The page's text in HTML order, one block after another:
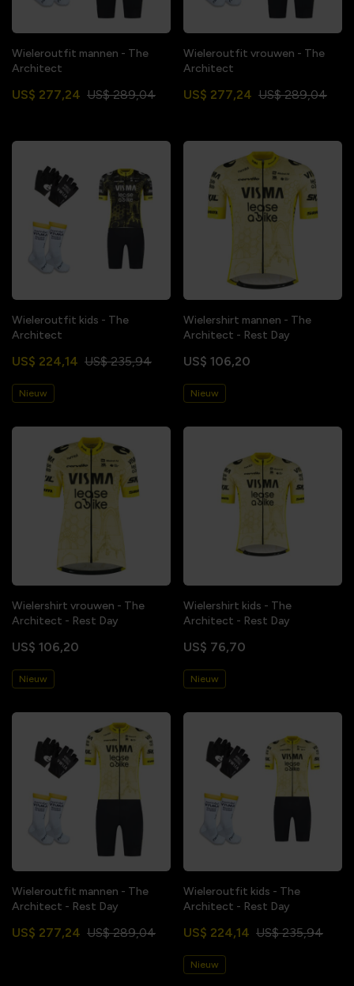
Wieleroutfit mannen - The
Architect
US$ 277,24 US$ 289,04
Wieleroutfit vrouwen - The
Architect
US$ 277,24 US$ 289,04
Wieleroutfit kids - The
Architect
US$ 224,14 US$ 235,94
Nieuw
Wielershirt mannen - The
Architect - Rest Day
US$ 106,20
Nieuw
Wielershirt vrouwen - The
Architect - Rest Day
US$ 106,20
Nieuw
Wielershirt kids - The
Architect - Rest Day
US$ 76,70
Nieuw
Wieleroutfit mannen - The
Architect - Rest Day
US$ 277,24 US$ 289,04
Wieleroutfit kids - The
Architect - Rest Day
US$ 224,14 US$ 235,94
Nieuw